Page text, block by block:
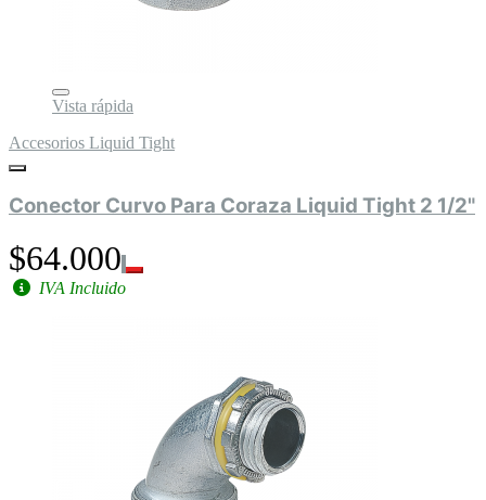
Vista rápida
Accesorios Liquid Tight
Conector Curvo Para Coraza Liquid Tight 2 1/2"
$64.000
IVA Incluido